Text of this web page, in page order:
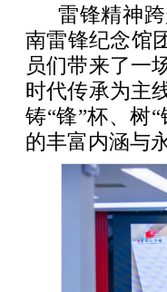
雷锋精神
南雷锋纪念馆
员们带来了一
时代传承为主
铸“锋”杯、树
的丰富内涵与